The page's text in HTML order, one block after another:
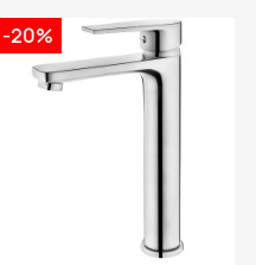
-20%